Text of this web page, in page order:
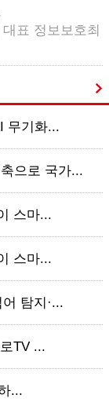
대표 정보보호최
무기화...
으로 국가...
스마...
스마...
탐지·...
TV ...
...